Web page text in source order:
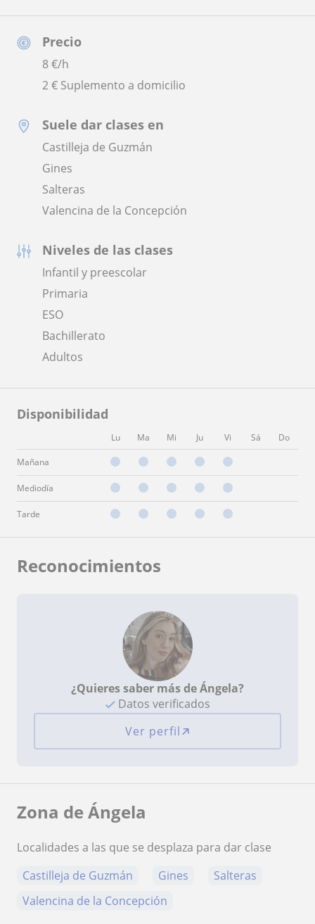
Precio
8€/h
2 € Suplemento a domicilio
Suele dar clases en
Castilleja de Guzmán
Gines
Salteras
Valencina de la Concepción
Niveles de las clases
Infantil y preescolar
Primaria
ESO
Bachillerato
Adultos
Disponibilidad
Lu Ma Mi Ju Vi Sá Do
Mañana
Mediodía
Tarde
Reconocimientos
¿Quieres saber más de Ángela?
Datos verificados
Ver perfil
Zona de Ángela
Localidades a las que se desplaza para dar clase
Castilleja de Guzmán
Gines
Salteras
Valencina de la Concepción